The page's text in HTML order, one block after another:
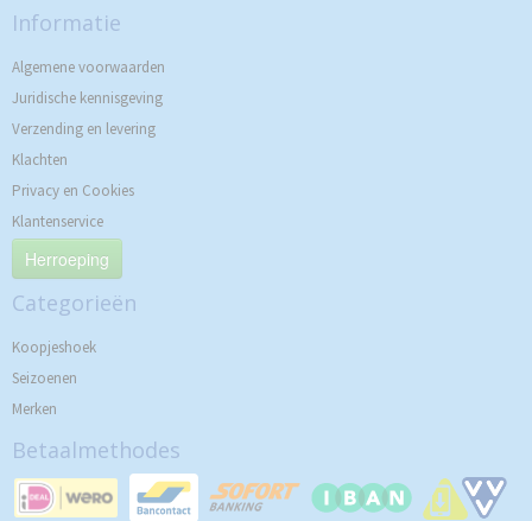
Informatie
Algemene voorwaarden
Juridische kennisgeving
Verzending en levering
Klachten
Privacy en Cookies
Klantenservice
Herroeping
Categorieën
Koopjeshoek
Seizoenen
Merken
Betaalmethodes